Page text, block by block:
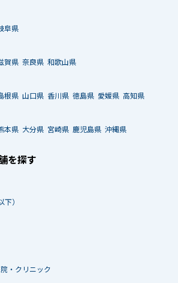
阜県
賀県 奈良県 和歌山県
根県 山口県 香川県 徳島県 愛媛県 高知県
本県 大分県 宮崎県 鹿児島県 沖縄県
を探す
）
・クリニック